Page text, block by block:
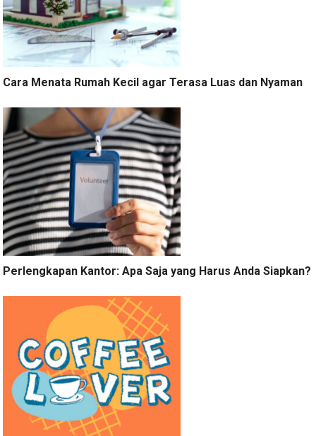
Cara Menata Rumah Kecil agar Terasa Luas dan Nyaman
Perlengkapan Kantor: Apa Saja yang Harus Anda Siapkan?